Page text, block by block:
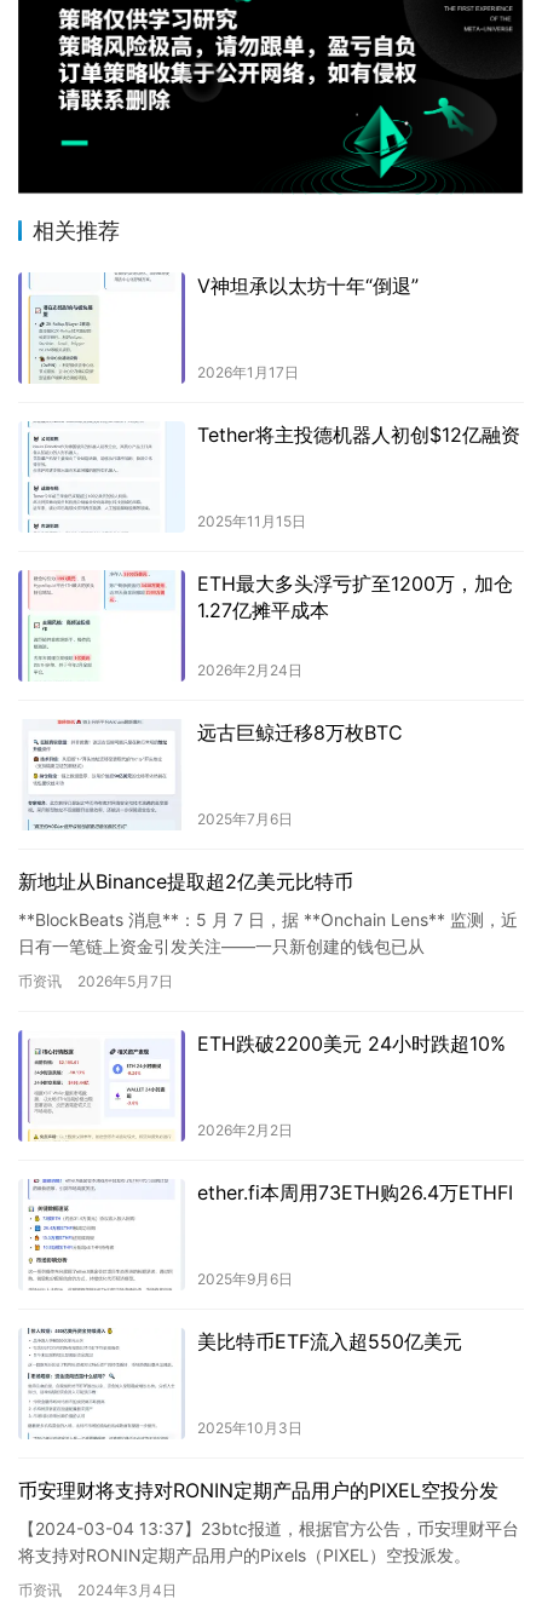
相关推荐
V神坦承以太坊十年“倒退”
2026年1月17日
Tether将主投德机器人初创$12亿融资
2025年11月15日
ETH最大多头浮亏扩至1200万，加仓
1.27亿摊平成本
2026年2月24日
远古巨鲸迁移8万枚BTC
2025年7月6日
新地址从Binance提取超2亿美元比特币
**BlockBeats 消息**：5 月 7 日，据 **Onchain Lens** 监测，近
日有一笔链上资金引发关注——一只新创建的钱包已从
**Binance** 提取 *…
币资讯 2026年5月7日
ETH跌破2200美元 24小时跌超10%
2026年2月2日
ether.fi本周用73ETH购26.4万ETHFI
2025年9月6日
美比特币ETF流入超550亿美元
2025年10月3日
币安理财将支持对RONIN定期产品用户的PIXEL空投分发
【2024-03-04 13:37】23btc报道，根据官方公告，币安理财平台
将支持对RONIN定期产品用户的Pixels（PIXEL）空投派发。
币资讯 2024年3月4日